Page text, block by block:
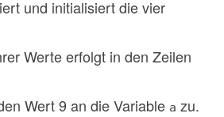
und initialisiert die vier
Werte erfolgt in den Zeilen
Wert 9 an die Variable a zu.